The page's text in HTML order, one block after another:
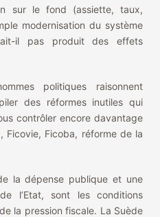
sur le fond (assiette, taux,
modernisation du système
il pas produit des effets
politiques raisonnent
des réformes inutiles qui
contrôler encore davantage
Ficovie, Ficoba, réforme de la
la dépense publique et une
l’Etat, sont les conditions
la pression fiscale. La Suède